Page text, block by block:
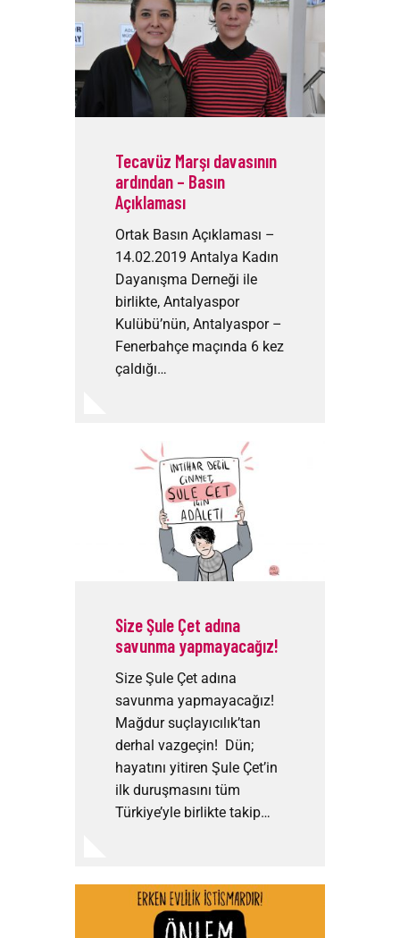
Tecavüz Marşı davasının
ardından – Basın
Açıklaması
Ortak Basın Açıklaması –
14.02.2019 Antalya Kadın
Dayanışma Derneği ile
birlikte, Antalyaspor
Kulübü’nün, Antalyaspor –
Fenerbahçe maçında 6 kez
çaldığı…
Size Şule Çet adına
savunma yapmayacağız!
Size Şule Çet adına
savunma yapmayacağız!
Mağdur suçlayıcılık’tan
derhal vazgeçin! Dün;
hayatını yitiren Şule Çet’in
ilk duruşmasını tüm
Türkiye’yle birlikte takip…